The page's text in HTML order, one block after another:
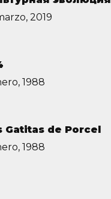
2019
1988
Gatitas de Porcel
1988